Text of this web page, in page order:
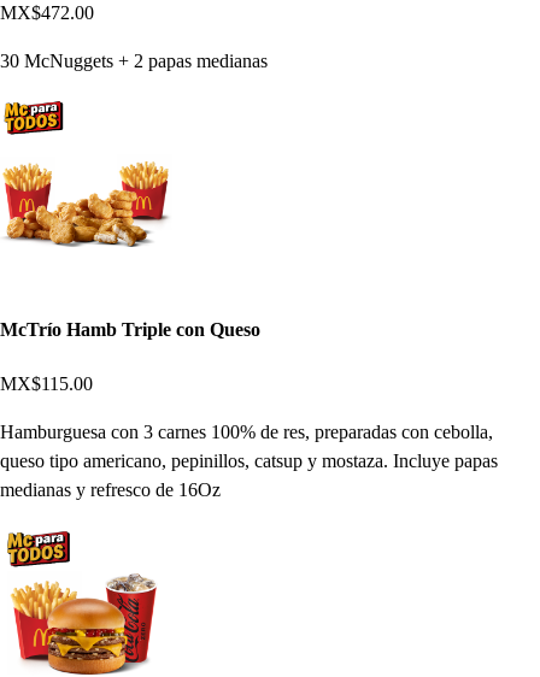
MX$472.00
30 McNuggets + 2 papas medianas
McTrío Hamb Triple con Queso
MX$115.00
Hamburguesa con 3 carnes 100% de res, preparadas con cebolla,
queso tipo americano, pepinillos, catsup y mostaza. Incluye papas
medianas y refresco de 16Oz